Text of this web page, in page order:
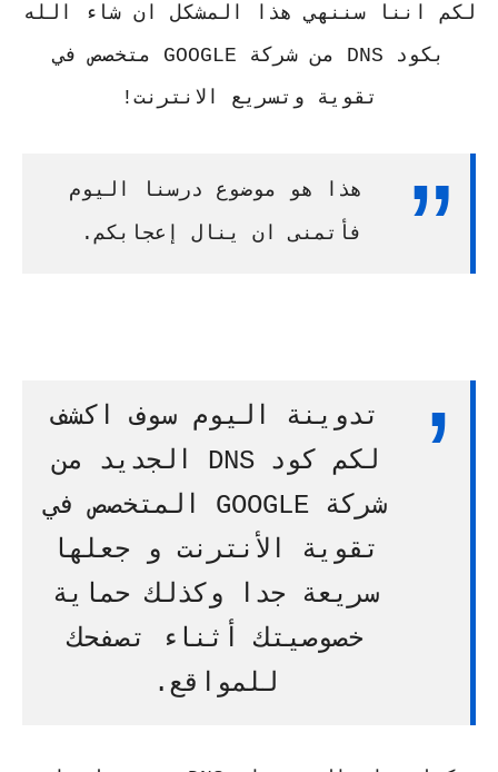
لكم اننا سننهي هذا المشكل ان شاء الله
بكود DNS من شركة GOOGLE متخصص في
تقوية وتسريع الانترنت!
هذا هو موضوع درسنا اليوم
فأتمنى ان ينال إعجابكم.
تدوينة اليوم سوف اكشف
لكم كود DNS الجديد من
شركة GOOGLE المتخصص في
تقوية الأنترنت و جعلها
سريعة جدا وكذلك حماية
خصوصيتك أثناء تصفحك
للمواقع.